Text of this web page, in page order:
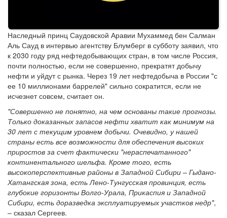
Наследный принц Саудовской Аравии Мухаммед бен Салман
Аль Сауд в интервью агентству Блумберг в субботу заявил, что
к 2030 году ряд нефтедобывающих стран, в том числе Россия,
почти полностью, если не совершенно, прекратят добычу
нефти и уйдут с рынка. Через 19 лет нефтедобыча в России "с
ее 10 миллионами баррелей" сильно сократится, если не
исчезнет совсем, считает он.
"Совершенно не понятно, на чем основаны такие прогнозы.
Только доказанных запасов нефти хватит как минимум на
30 лет с текущим уровнем добычи. Очевидно, у нашей
страны есть все возможности для обеспечения высоких
приростов за счет фактически "нераспечатанного"
континентального шельфа. Кроме того, есть
высокоперспективные районы в Западной Сибири – Гыдано-
Хатангская зона, есть Лено-Тунгусская провинция, есть
глубокие горизонты Волго-Урала, Прикаспия и Западной
Сибири, есть доразведка эксплуатируемых участков недр",
– сказал Сергеев.